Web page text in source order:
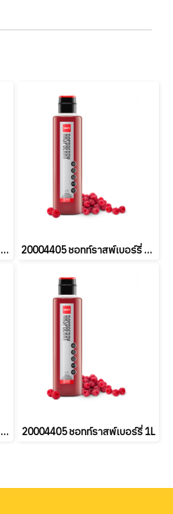
20004407 ชอทท์ตาฮิเทียนไลม์ 1L (ยกลัง6ขวด) 20004405 ชอทท์ราสพ์เบอร์รี่ 1L (ยกลัง6ขวด)
20004407 ชอทท์ตาฮิเทียนไลม์ 1L 20004405 ชอทท์ราสพ์เบอร์รี่ 1L